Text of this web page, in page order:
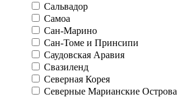
Сальвадор
Самоа
Сан-Марино
Сан-Томе и Принсипи
Саудовская Аравия
Свазиленд
Северная Корея
Северные Марианские Острова